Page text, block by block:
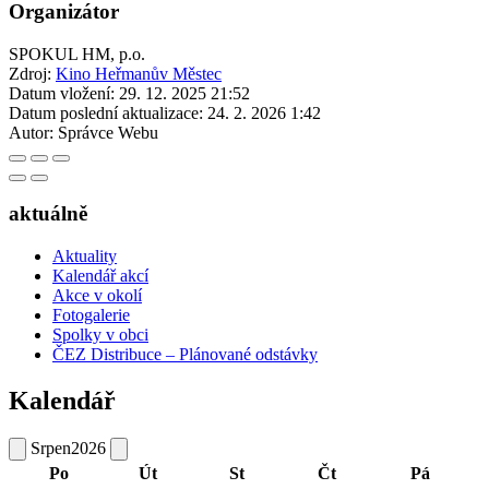
Organizátor
SPOKUL HM, p.o.
Zdroj: Kino Heřmanův Městec
Datum vložení: 29. 12. 2025 21:52
Datum poslední aktualizace: 24. 2. 2026 1:42
Autor: Správce Webu
aktuálně
Aktuality
Kalendář akcí
Akce v okolí
Fotogalerie
Spolky v obci
ČEZ Distribuce – Plánované odstávky
Kalendář
Srpen2026
Po
Út St Čt Pá